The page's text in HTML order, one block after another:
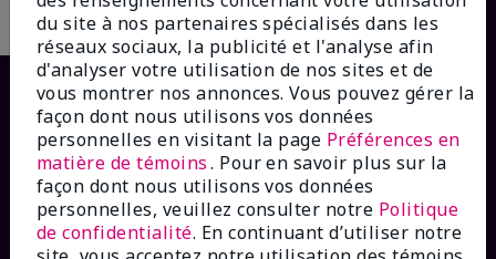
du site à nos partenaires spécialisés dans les
réseaux sociaux, la publicité et l'analyse afin
d'analyser votre utilisation de nos sites et de
vous montrer nos annonces. Vous pouvez gérer la
façon dont nous utilisons vos données
personnelles en visitant la page Préférences en
matière de témoins. Pour en savoir plus sur la
façon dont nous utilisons vos données
personnelles, veuillez consulter notre Politique
de confidentialité. En continuant d’utiliser notre